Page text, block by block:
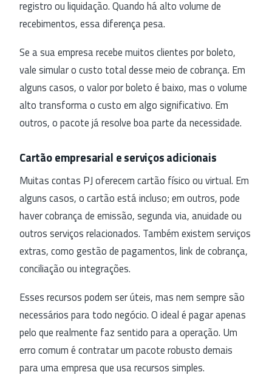
registro ou liquidação. Quando há alto volume de
recebimentos, essa diferença pesa.
Se a sua empresa recebe muitos clientes por boleto,
vale simular o custo total desse meio de cobrança. Em
alguns casos, o valor por boleto é baixo, mas o volume
alto transforma o custo em algo significativo. Em
outros, o pacote já resolve boa parte da necessidade.
Cartão empresarial e serviços adicionais
Muitas contas PJ oferecem cartão físico ou virtual. Em
alguns casos, o cartão está incluso; em outros, pode
haver cobrança de emissão, segunda via, anuidade ou
outros serviços relacionados. Também existem serviços
extras, como gestão de pagamentos, link de cobrança,
conciliação ou integrações.
Esses recursos podem ser úteis, mas nem sempre são
necessários para todo negócio. O ideal é pagar apenas
pelo que realmente faz sentido para a operação. Um
erro comum é contratar um pacote robusto demais
para uma empresa que usa recursos simples.